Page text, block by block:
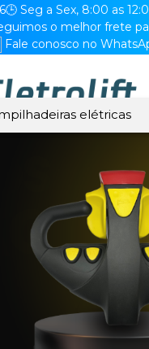
🕒 Seg a Sex, 8:00 as
o melhor frete
Fale conosco no
elétricas